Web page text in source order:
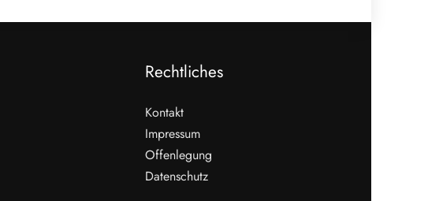
WEITERLESEN
Nicht verpassen
Rechtliches
Kontakt
Impressum
Offenlegung
Datenschutz